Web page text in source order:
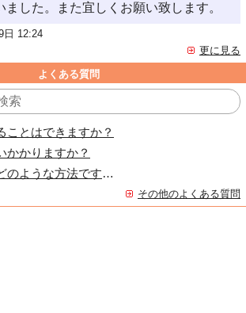
ました。また宜しくお願い致します。
日 12:24
更に見る
よくある質問
ことはできますか？
かかりますか？
代金の支払いはどのような方法ですか？
その他のよくある質問